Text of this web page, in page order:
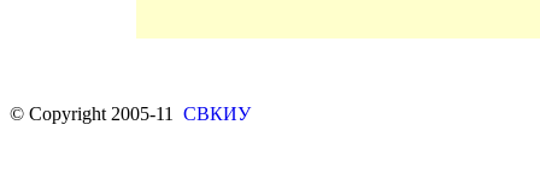
© Copyright 2005-11 СВКИУ